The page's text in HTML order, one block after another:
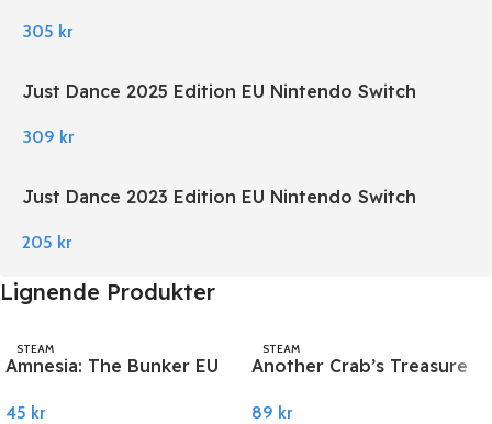
305 kr
Just Dance 2025 Edition EU Nintendo Switch
309 kr
Just Dance 2023 Edition EU Nintendo Switch
205 kr
Lignende Produkter
STEAM
Amnesia: The Bunker EU
45 kr
STEAM
Another Crab’s Treasure
89 kr